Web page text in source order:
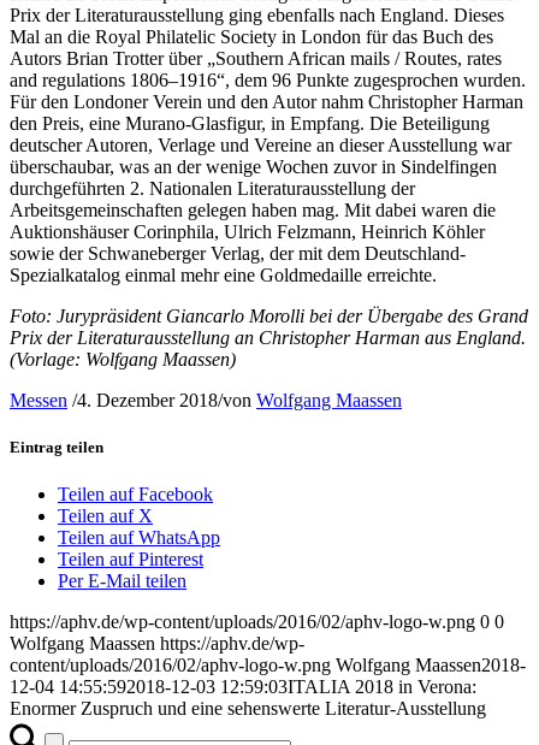
Prix der Literaturausstellung ging ebenfalls nach England. Dieses
Mal an die Royal Philatelic Society in London für das Buch des
Autors Brian Trotter über „Southern African mails / Routes, rates
and regulations 1806–1916“, dem 96 Punkte zugesprochen wurden.
Für den Londoner Verein und den Autor nahm Christopher Harman
den Preis, eine Murano-Glasfigur, in Empfang. Die Beteiligung
deutscher Autoren, Verlage und Vereine an dieser Ausstellung war
überschaubar, was an der wenige Wochen zuvor in Sindelfingen
durchgeführten 2. Nationalen Literaturausstellung der
Arbeitsgemeinschaften gelegen haben mag. Mit dabei waren die
Auktionshäuser Corinphila, Ulrich Felzmann, Heinrich Köhler
sowie der Schwaneberger Verlag, der mit dem Deutschland-
Spezialkatalog einmal mehr eine Goldmedaille erreichte.
Foto: Jurypräsident Giancarlo Morolli bei der Übergabe des Grand
Prix der Literaturausstellung an Christopher Harman aus England.
(Vorlage: Wolfgang Maassen)
Messen /4. Dezember 2018/von Wolfgang Maassen
Eintrag teilen
Teilen auf Facebook
Teilen auf X
Teilen auf WhatsApp
Teilen auf Pinterest
Per E-Mail teilen
https://aphv.de/wp-content/uploads/2016/02/aphv-logo-w.png 0 0
Wolfgang Maassen https://aphv.de/wp-
content/uploads/2016/02/aphv-logo-w.png Wolfgang Maassen2018-
12-04 14:55:592018-12-03 12:59:03ITALIA 2018 in Verona:
Enormer Zuspruch und eine sehenswerte Literatur-Ausstellung